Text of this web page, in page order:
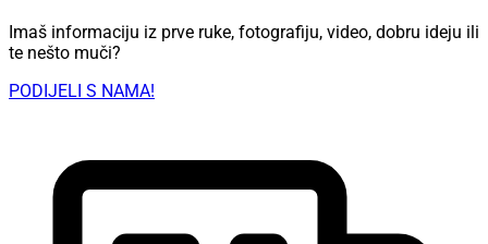
Imaš informaciju iz prve ruke, fotografiju, video, dobru ideju ili
te nešto muči?
PODIJELI S NAMA!